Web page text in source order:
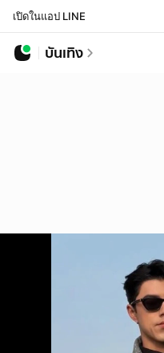
เปิดในแอป LINE
บันเทิง